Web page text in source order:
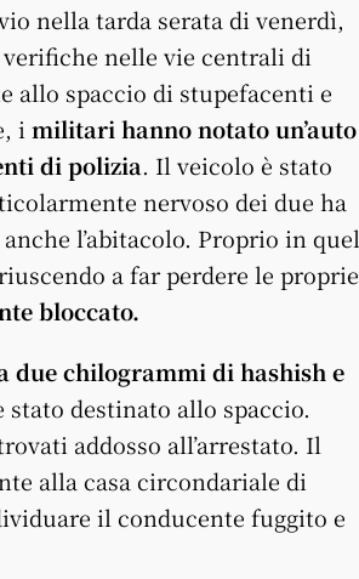
nella tarda serata di venerdì,
nelle vie centrali di
allo spaccio di stupefacenti e
i militari hanno notato un’auto
di polizia. Il veicolo è stato
nervoso dei due ha
l’abitacolo. Proprio in quel
a far perdere le proprie
bloccato.
due chilogrammi di hashish e
stato destinato allo spaccio.
addosso all’arrestato. Il
alla casa circondariale di
il conducente fuggito e